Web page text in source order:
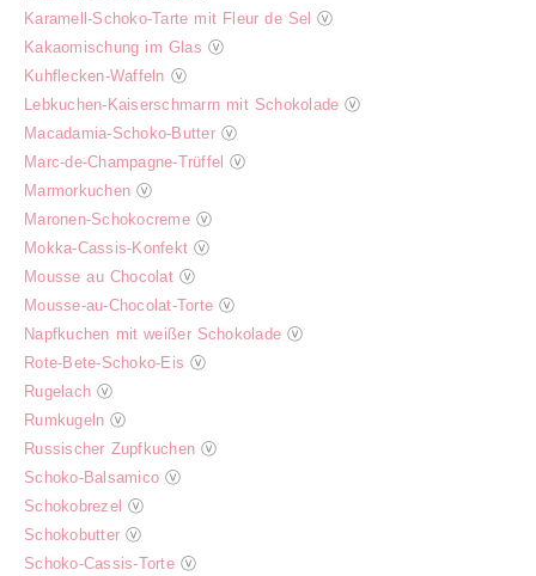
Karamell-Schoko-Tarte mit Fleur de Sel ⓥ
Kakaomischung im Glas ⓥ
Kuhflecken-Waffeln ⓥ
Lebkuchen-Kaiserschmarrn mit Schokolade ⓥ
Macadamia-Schoko-Butter ⓥ
Marc-de-Champagne-Trüffel ⓥ
Marmorkuchen ⓥ
Maronen-Schokocreme ⓥ
Mokka-Cassis-Konfekt ⓥ
Mousse au Chocolat ⓥ
Mousse-au-Chocolat-Torte ⓥ
Napfkuchen mit weißer Schokolade ⓥ
Rote-Bete-Schoko-Eis ⓥ
Rugelach ⓥ
Rumkugeln ⓥ
Russischer Zupfkuchen ⓥ
Schoko-Balsamico ⓥ
Schokobrezel ⓥ
Schokobutter ⓥ
Schoko-Cassis-Torte ⓥ